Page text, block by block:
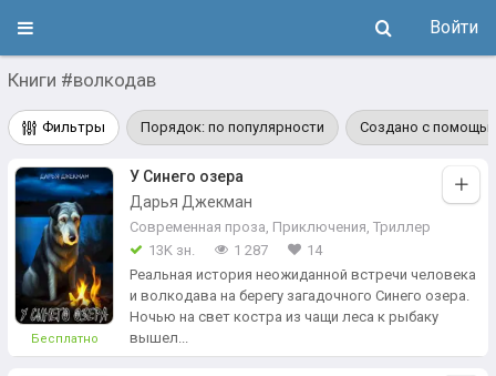
Войти
Книги #волкодав
Фильтры Порядок: по популярности Создано с
Бесплатно
У Синего озера
Дарья Джекман
Современная проза, Приключения, Триллер
13K зн.
1 287
14
Реальная история неожиданной встречи человека
и волкодава на берегу загадочного Синего озера.
Ночью на свет костра из чащи леса к рыбаку
вышел...